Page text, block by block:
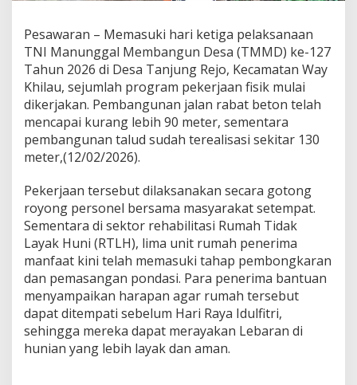
N
I
d
a
n
M
a
s
a
k
a
t
o
t
o
n
g
R
o
Pesawaran – Memasuki hari ketiga pelaksanaan
TNI Manunggal Membangun Desa (TMMD) ke-127
Tahun 2026 di Desa Tanjung Rejo, Kecamatan Way
Khilau, sejumlah program pekerjaan fisik mulai
dikerjakan. Pembangunan jalan rabat beton telah
mencapai kurang lebih 90 meter, sementara
pembangunan talud sudah terealisasi sekitar 130
meter,(12/02/2026).
Pekerjaan tersebut dilaksanakan secara gotong
royong personel bersama masyarakat setempat.
Sementara di sektor rehabilitasi Rumah Tidak
Layak Huni (RTLH), lima unit rumah penerima
manfaat kini telah memasuki tahap pembongkaran
dan pemasangan pondasi. Para penerima bantuan
menyampaikan harapan agar rumah tersebut
dapat ditempati sebelum Hari Raya Idulfitri,
sehingga mereka dapat merayakan Lebaran di
hunian yang lebih layak dan aman.